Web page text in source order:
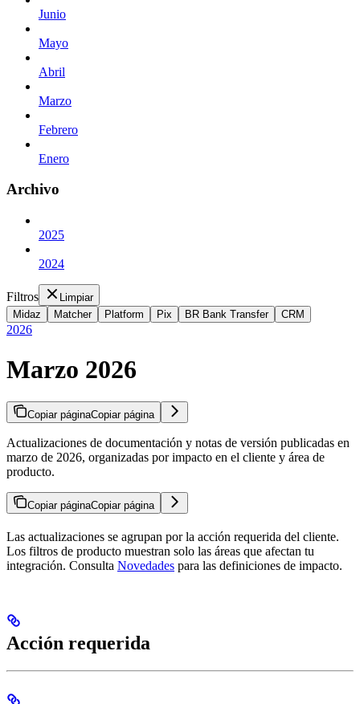
Junio
Mayo
Abril
Marzo
Febrero
Enero
Archivo
2025
2024
Filtros
Limpiar
Midaz
Matcher Platform Pix BR Bank Transfer CRM
2026
Marzo 2026
Copiar páginaCopiar página
Actualizaciones de documentación y notas de versión publicadas en
marzo de 2026, organizadas por impacto en el cliente y área de
producto.
Copiar páginaCopiar página
Las actualizaciones se agrupan por la acción requerida del cliente.
Los filtros de producto muestran solo las áreas que afectan tu
integración. Consulta Novedades para las definiciones de impacto.
Acción requerida